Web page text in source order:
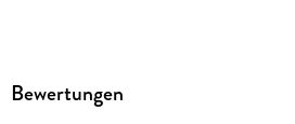
Bewertungen